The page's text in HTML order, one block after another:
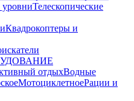
уровниТелескопические
Квадрокоптеры и
отдыхВодные
МотоциклетноеРации и